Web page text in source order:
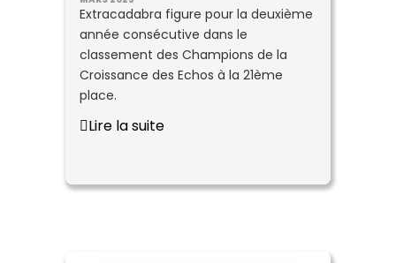
Extracadabra figure pour la deuxième
année consécutive dans le
classement des Champions de la
Croissance des Echos à la 21ème
place.
Lire la suite